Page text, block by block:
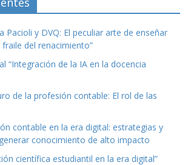
Pacioli y DVQ: El peculiar arte de enseñar
del renacimiento”
“Integración de la IA en la docencia
de la profesión contable: El rol de las
contable en la era digital: estrategias y
conocimiento de alto impacto
científica estudiantil en la era digital”